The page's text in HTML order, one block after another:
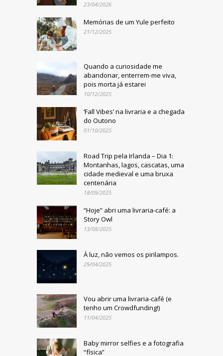
23/04/2026
Memórias de um Yule perfeito
21/12/2025
Quando a curiosidade me
abandonar, enterrem-me viva,
pois morta já estarei
10/12/2025
‘Fall Vibes’ na livraria e a chegada
do Outono
01/10/2025
Road Trip pela Irlanda – Dia 1:
Montanhas, lagos, cascatas, uma
cidade medieval e uma bruxa
centenária
18/09/2025
“Hoje” abri uma livraria-café: a
Story Owl
13/08/2025
À luz, não vemos os pirilampos.
29/04/2025
Vou abrir uma livraria-café (e
tenho um Crowdfunding!)
11/04/2025
Baby mirror selfies e a fotografia
“física”